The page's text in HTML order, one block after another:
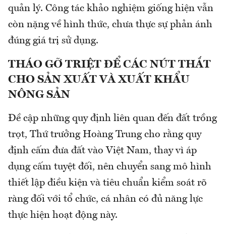
quản lý. Công tác khảo nghiệm giống hiện vẫn
còn nặng về hình thức, chưa thực sự phản ánh
đúng giá trị sử dụng.
THÁO GỠ TRIỆT ĐỂ CÁC NÚT THẮT
CHO SẢN XUẤT VÀ XUẤT KHẨU
NÔNG SẢN
Đề cập những quy định liên quan đến đất trồng
trọt, Thứ trưởng Hoàng Trung cho rằng quy
định cấm đưa đất vào Việt Nam, thay vì áp
dụng cấm tuyệt đối, nên chuyển sang mô hình
thiết lập điều kiện và tiêu chuẩn kiểm soát rõ
ràng đối với tổ chức, cá nhân có đủ năng lực
thực hiện hoạt động này.